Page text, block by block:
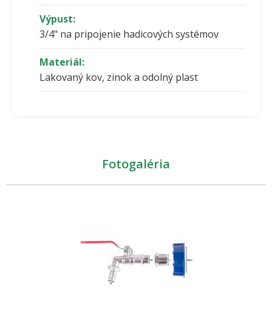
Výpust:
3/4" na pripojenie hadicových systémov
Materiál:
Lakovaný kov, zinok a odolný plast
Fotogaléria